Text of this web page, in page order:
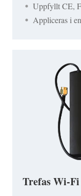
Uppfyllt CE,
Appliceras i
Trefas Wi-